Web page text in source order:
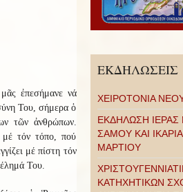
ἐπεσήμανε νά
Του, σήμερα ὁ
τῶν ἀνθρώπων.
μέ τόν τόπο, πού
μέ πίστη τόν
Του.
ΕΚΔΗΛΩΣΕΙΣ
ΧΕΙΡΟΤΟΝΙΑ
ΕΚΔΗΛΩΣΗ
ΣΑΜΟΥ ΚΑΙ
ΜΑΡΤΙΟΥ
ΚΑΤΗΧΗΤΙΚΩΝ